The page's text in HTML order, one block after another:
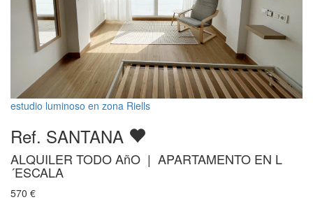
estudio luminoso en zona Riells
Ref. SANTANA
ALQUILER TODO AñO | APARTAMENTO EN L
´ESCALA
570 €